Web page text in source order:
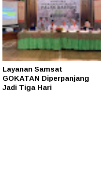
Layanan Samsat
GOKATAN Diperpanjang
Jadi Tiga Hari